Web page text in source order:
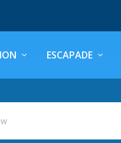
ESCAPADE